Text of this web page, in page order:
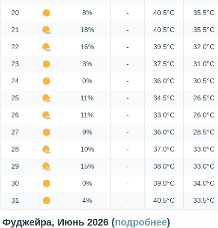
20 8% - 40.5°C 35.5°C
21 18% - 40.5°C 35.5°C
22 16% - 39.5°C 32.0°C
23 3% - 37.5°C 31.0°C
24 0% - 36.0°C 30.5°C
25 11% - 34.5°C 26.5°C
26 11% - 33.0°C 26.0°C
27 9% - 36.0°C 28.5°C
28 10% - 37.0°C 33.0°C
29 15% - 38.0°C 33.0°C
30 0% - 39.0°C 34.0°C
31 4% - 40.5°C 33.5°C
Фуджейра, Июнь 2026 (подробнее)